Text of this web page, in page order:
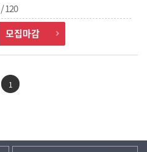
120
모집마감
1